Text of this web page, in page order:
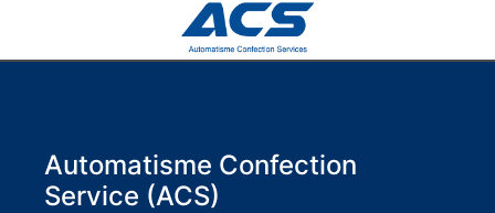
Automatisme Confection
Service (ACS)